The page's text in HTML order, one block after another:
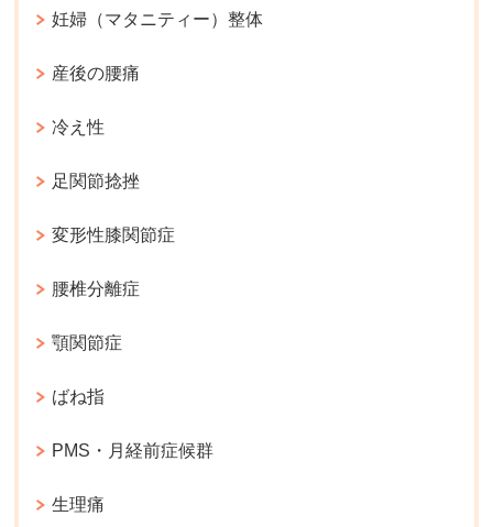
妊婦（マタニティー）整体
産後の腰痛
冷え性
足関節捻挫
変形性膝関節症
腰椎分離症
顎関節症
ばね指
PMS・月経前症候群
生理痛